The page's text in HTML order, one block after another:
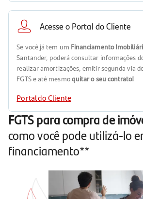
Acesse o Portal do Cliente
Se você já tem um Financiamento
Santander, poderá consultar informações
realizar amortizações, emitir segunda via
FGTS e até mesmoquitar o seu contrato!
Portal do Cliente
FGTS para compra de
como você pode utilizá-lo
financiamento**